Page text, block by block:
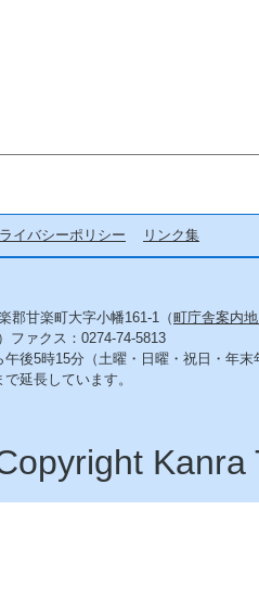
イバシーポリシー リンク集
郡甘楽町大字小幡161-1（町庁舎案内
ファクス：0274-74-5813
後5時15分（土曜・日曜・祝日・年末
延長しています。
Kanra